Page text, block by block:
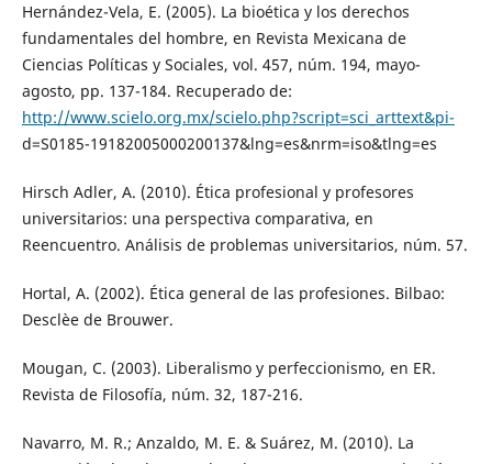
Hernández-Vela, E. (2005). La bioética y los derechos
fundamentales del hombre, en Revista Mexicana de
Ciencias Políticas y Sociales, vol. 457, núm. 194, mayo-
agosto, pp. 137-184. Recuperado de:
http://www.scielo.org.mx/scielo.php?script=sci_arttext&pi-
d=S0185-19182005000200137&lng=es&nrm=iso&tlng=es
Hirsch Adler, A. (2010). Ética profesional y profesores
universitarios: una perspectiva comparativa, en
Reencuentro. Análisis de problemas universitarios, núm. 57.
Hortal, A. (2002). Ética general de las profesiones. Bilbao:
Desclèe de Brouwer.
Mougan, C. (2003). Liberalismo y perfeccionismo, en ER.
Revista de Filosofía, núm. 32, 187-216.
Navarro, M. R.; Anzaldo, M. E. & Suárez, M. (2010). La